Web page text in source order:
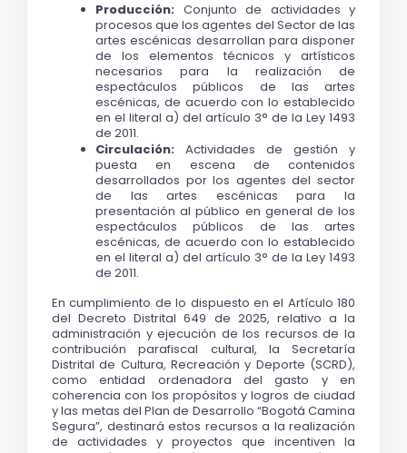
Producción: Conjunto de actividades y
procesos que los agentes del Sector de las
artes escénicas desarrollan para disponer
de los elementos técnicos y artísticos
necesarios para la realización de
espectáculos públicos de las artes
escénicas, de acuerdo con lo establecido
en el literal a) del artículo 3° de la Ley 1493
de 2011.
Circulación: Actividades de gestión y
puesta en escena de contenidos
desarrollados por los agentes del sector
de las artes escénicas para la
presentación al público en general de los
espectáculos públicos de las artes
escénicas, de acuerdo con lo establecido
en el literal a) del artículo 3° de la Ley 1493
de 2011.
En cumplimiento de lo dispuesto en el Artículo 180
del Decreto Distrital 649 de 2025, relativo a la
administración y ejecución de los recursos de la
contribución parafiscal cultural, la Secretaría
Distrital de Cultura, Recreación y Deporte (SCRD),
como entidad ordenadora del gasto y en
coherencia con los propósitos y logros de ciudad
y las metas del Plan de Desarrollo “Bogotá Camina
Segura”, destinará estos recursos a la realización
de actividades y proyectos que incentiven la